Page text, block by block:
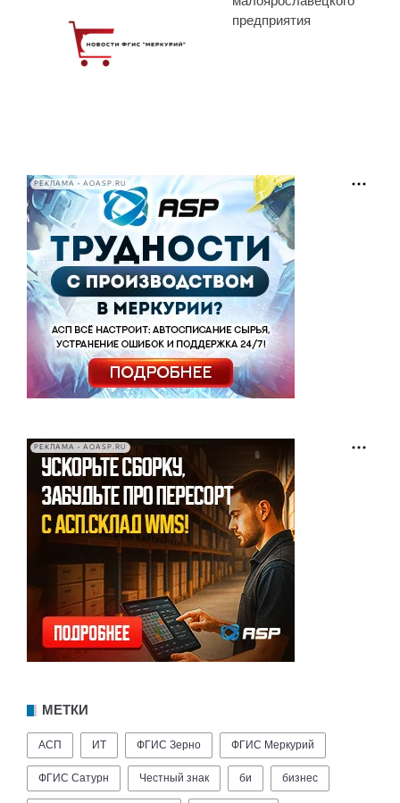
предприятия
РЕКЛАМА • AOASP.RU
РЕКЛАМА • AOASP.RU
МЕТКИ
АСП ИТ ФГИС Зерно ФГИС Меркурий
ФГИС Сатурн Честный знак би бизнес